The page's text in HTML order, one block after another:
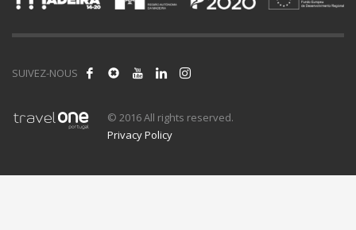
SUIVEZ-NOUS
© 2016 All rights reserved.
Privacy Policy